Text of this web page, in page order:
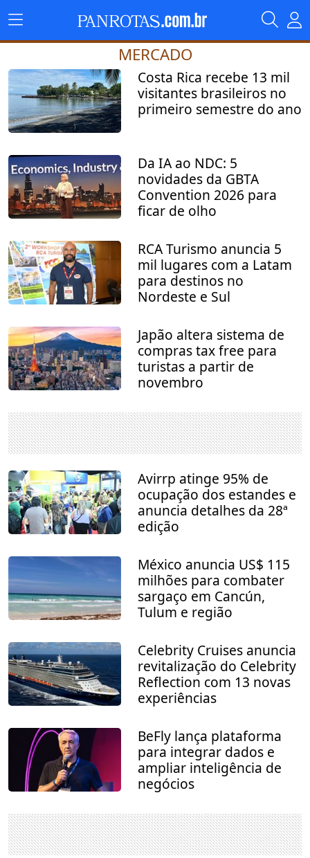
MERCADO
Costa Rica recebe 13 mil
visitantes brasileiros no
primeiro semestre do ano
Da IA ao NDC: 5
novidades da GBTA
Convention 2026 para
ficar de olho
RCA Turismo anuncia 5
mil lugares com a Latam
para destinos no
Nordeste e Sul
Japão altera sistema de
compras tax free para
turistas a partir de
novembro
Avirrp atinge 95% de
ocupação dos estandes e
anuncia detalhes da 28ª
edição
México anuncia US$ 115
milhões para combater
sargaço em Cancún,
Tulum e região
Celebrity Cruises anuncia
revitalização do Celebrity
Reflection com 13 novas
experiências
BeFly lança plataforma
para integrar dados e
ampliar inteligência de
negócios